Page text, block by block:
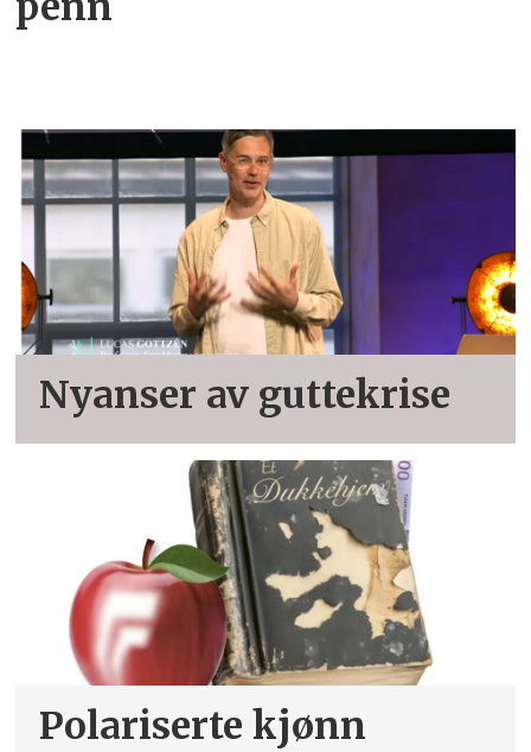
Nyanser av guttekrise
Polariserte kjønn